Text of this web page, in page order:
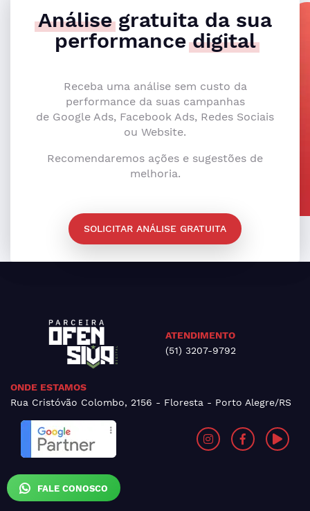
FALE CONOSCO
Análisegratuita da sua
performancedigital
Receba uma análise sem custo da
performance da suas campanhas
de Google Ads, Facebook Ads, Redes Sociais
ou Website.
Recomendaremos ações e sugestões de
melhoria.
SOLICITAR ANÁLISE GRATUITA
ATENDIMENTO
(51) 3207-9792
ONDE ESTAMOS
Rua Cristóvão Colombo, 2156 - Floresta - Porto Alegre/RS